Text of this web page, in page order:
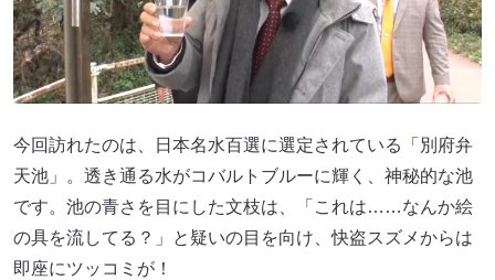
今回訪れたのは、日本名水百選に選定されている「別府弁
天池」。透き通る水がコバルトブルーに輝く、神秘的な池
です。池の青さを目にした文枝は、「これは……なんか絵
の具を流してる？」と疑いの目を向け、快盗スズメからは
即座にツッコミが！